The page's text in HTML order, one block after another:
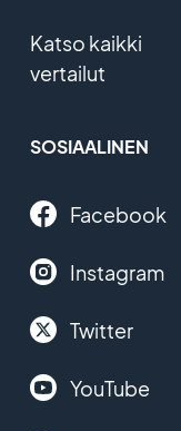
Katso kaikki
vertailut
SOSIAALINEN
Facebook
Instagram
Twitter
YouTube